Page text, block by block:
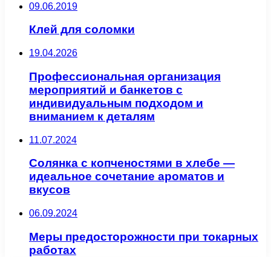
09.06.2019
Клей для соломки
19.04.2026
Профессиональная организация
мероприятий и банкетов с
индивидуальным подходом и
вниманием к деталям
11.07.2024
Солянка с копченостями в хлебе —
идеальное сочетание ароматов и
вкусов
06.09.2024
Меры предосторожности при токарных
работах